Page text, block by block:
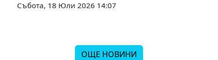
Събота, 18 Юли 2026 14:07
ОЩЕ НОВИНИ